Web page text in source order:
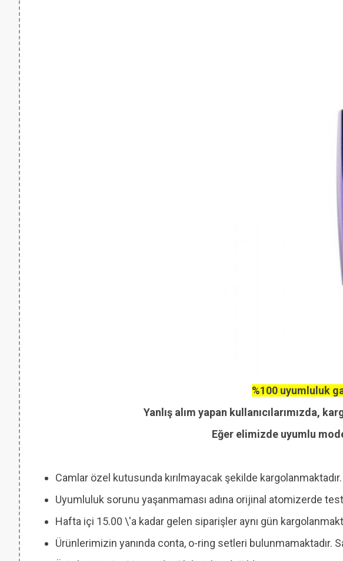
%100 uyumluluk
Yanlış alım yapan kullanıcılarımızda,
Eğer elimizde uyumlu
Camlar özel kutusunda kırılmayacak şekilde kargolanmaktadır.
Uyumluluk sorunu yaşanmaması adına orijinal atomizerde
Hafta içi 15.00 \'a kadar gelen siparişler aynı gün
Ürünlerimizin yanında conta, o-ring setleri bulunmamaktadır.